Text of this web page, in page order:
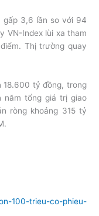
gấp 3,6 lần so với 94
VN-Index lùi xa tham
Thị trường quay
18.600 tỷ đồng, trong
năm tổng giá trị giao
ròng khoảng 315 tỷ
100-trieu-co-phieu-